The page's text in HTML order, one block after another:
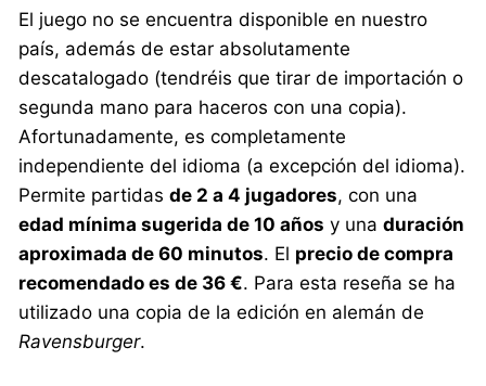
El juego no se encuentra disponible en nuestro
país, además de estar absolutamente
descatalogado (tendréis que tirar de importación o
segunda mano para haceros con una copia).
Afortunadamente, es completamente
independiente del idioma (a excepción del idioma).
Permite partidasde 2 a 4 jugadores, con una
edad mínima sugerida de 10 años y unaduración
aproximada de 60 minutos. El precio de compra
recomendado es de 36 €. Para esta reseña se ha
utilizado una copia de la edición en alemán de
Ravensburger.